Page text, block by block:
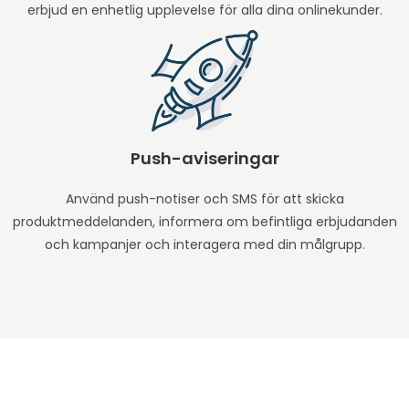
erbjud en enhetlig upplevelse för alla dina onlinekunder.
Push-aviseringar
Använd push-notiser och SMS för att skicka
produktmeddelanden, informera om befintliga erbjudanden
och kampanjer och interagera med din målgrupp.